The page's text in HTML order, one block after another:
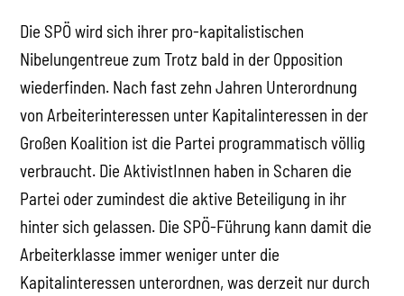
Die SPÖ wird sich ihrer pro-kapitalistischen
Nibelungentreue zum Trotz bald in der Opposition
wiederfinden. Nach fast zehn Jahren Unterordnung
von Arbeiterinteressen unter Kapitalinteressen in der
Großen Koalition ist die Partei programmatisch völlig
verbraucht. Die AktivistInnen haben in Scharen die
Partei oder zumindest die aktive Beteiligung in ihr
hinter sich gelassen. Die SPÖ-Führung kann damit die
Arbeiterklasse immer weniger unter die
Kapitalinteressen unterordnen, was derzeit nur durch